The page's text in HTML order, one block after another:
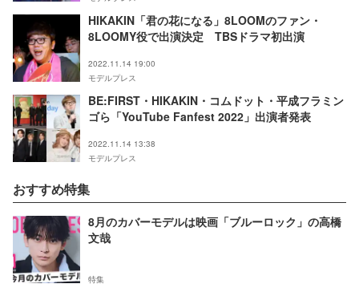
HIKAKIN「君の花になる」8LOOMのファン・
8LOOMY役で出演決定 TBSドラマ初出演
2022.11.14 19:00
モデルプレス
BE:FIRST・HIKAKIN・コムドット・平成フラミン
ゴら「YouTube Fanfest 2022」出演者発表
2022.11.14 13:38
モデルプレス
おすすめ特集
8月のカバーモデルは映画「ブルーロック」の高橋
文哉
特集